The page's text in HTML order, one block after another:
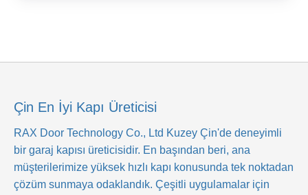
Çin En İyi Kapı Üreticisi
RAX Door Technology Co., Ltd Kuzey Çin'de deneyimli
bir garaj kapısı üreticisidir. En başından beri, ana
müşterilerimize yüksek hızlı kapı konusunda tek noktadan
çözüm sunmaya odaklandık. Çeşitli uygulamalar için